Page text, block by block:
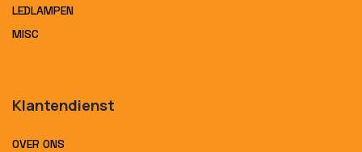
LEDLAMPEN
MISC
Klantendienst
OVER ONS